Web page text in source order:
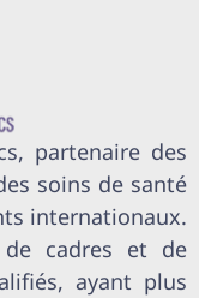
partenaire des
soins de santé
internationaux.
cadres et de
ayant plus